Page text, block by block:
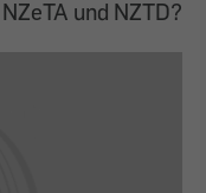
und NZTD?